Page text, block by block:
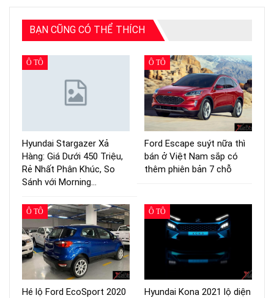
BẠN CŨNG CÓ THỂ THÍCH
Ô TÔ
Hyundai Stargazer Xả
Hàng: Giá Dưới 450 Triệu,
Rẻ Nhất Phân Khúc, So
Sánh với Morning…
Ô TÔ
Ford Escape suýt nữa thì
bán ở Việt Nam sắp có
thêm phiên bản 7 chỗ
Ô TÔ
Hé lộ Ford EcoSport 2020
Ô TÔ
Hyundai Kona 2021 lộ diện